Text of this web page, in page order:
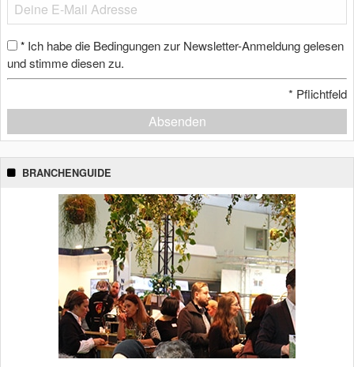
* Ich habe die Bedingungen zur Newsletter-Anmeldung gelesen
und stimme diesen zu.
* Pflichtfeld
Absenden
BRANCHENGUIDE